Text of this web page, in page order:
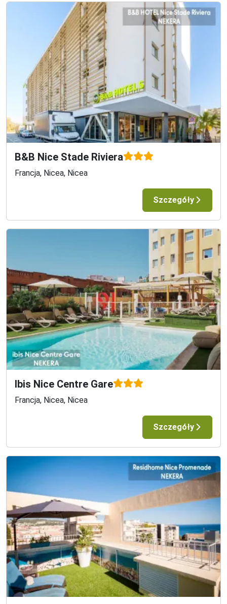
Airlines, Air France, Austrian Airlines.Przykładowe linie
lotnicze, gdzie bagaż jest dodatkowo płatny to: FR
(Ryanair), W6 (WizzAir), Easy Jet.
Mocne strony
W zabytkowej dzielnicy Montmartre
Stacja Metra Brochant oddalona o 100 m
Nieduży, kameralny hotel
B&B Nice Stade Riviera
Francja, Nicea, Nicea
Szczegóły
Ibis Nice Centre Gare
Francja, Nicea, Nicea
Szczegóły